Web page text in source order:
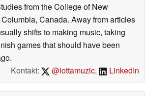
from the College of New
Canada. Away from articles
shifts to making music, taking
games that should have been
Kontakt:
@lottamuzic, LinkedIn